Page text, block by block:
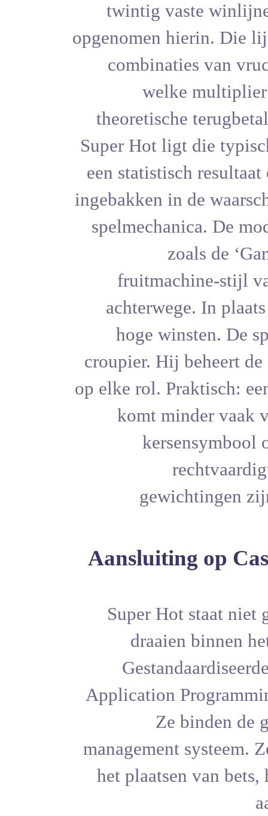
twintig
opgenomen
Super Hot
een
ingebakken
hoge
croupier.
op elke rol.
komt
20
het